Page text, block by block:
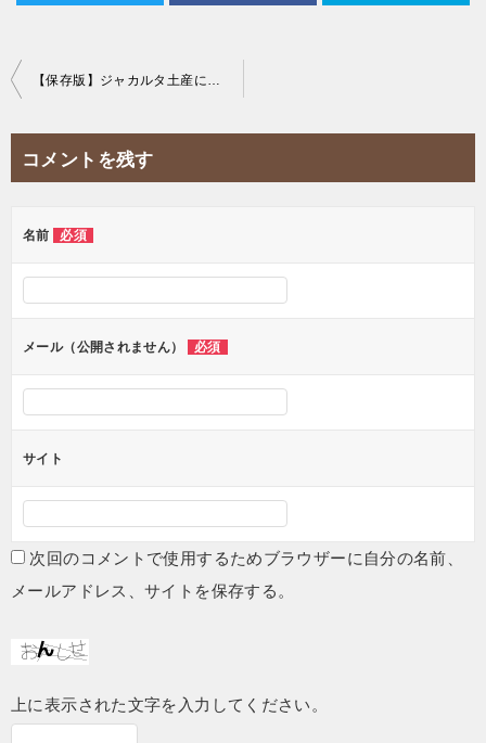
投
ー
ョ
【保存版】ジャカルタ土産にぴったり！おすすめドライフルーツランキング！
コメントを残す
名前 必須
メール（公開されません） 必須
サイト
次回のコメントで使用するためブラウザーに自分の名前、
メールアドレス、サイトを保存する。
上に表示された文字を入力してください。